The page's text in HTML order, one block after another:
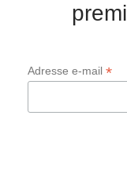
Adresse e-mail *